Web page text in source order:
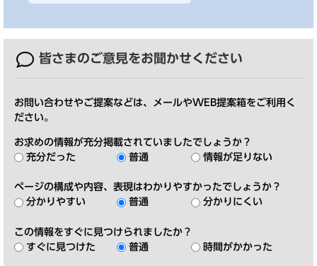
皆さまのご意見をお聞かせください
お問い合わせやご提案などは、メールやWEB提案箱をご利用く
ださい。
お求めの情報が充分掲載されていましたでしょうか？
充分だった
普通 情報が足りない
ページの構成や内容、表現はわかりやすかったでしょうか？
分かりやすい
普通 分かりにくい
この情報をすぐに見つけられましたか？
すぐに見つけた
普通 時間がかかった